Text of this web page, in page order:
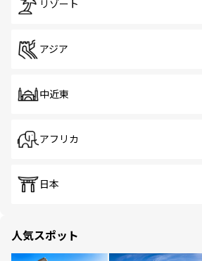
リゾート
アジア
中近東
アフリカ
日本
人気スポット